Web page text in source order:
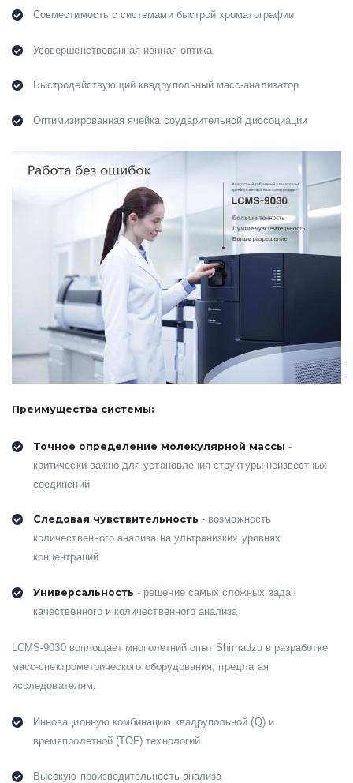
Совместимость с системами быстрой хроматографии
Усовершенствованная ионная оптика
Быстродействующий квадрупольный масс-анализатор
Оптимизированная ячейка соударительной диссоциации
Преимущества системы:
Точное определение молекулярной массы -
критически важно для установления структуры неизвестных
соединений
Следовая чувствительность - возможность
количественного анализа на ультранизких уровнях
концентраций
Универсальность - решение самых сложных задач
качественного и количественного анализа
LCMS-9030 воплощает многолетний опыт Shimadzu в разработке
масс-спектрометрического оборудования, предлагая
исследователям:
Инновационную комбинацию квадрупольной (Q) и
времяпролетной (TOF) технологий
Высокую производительность анализа